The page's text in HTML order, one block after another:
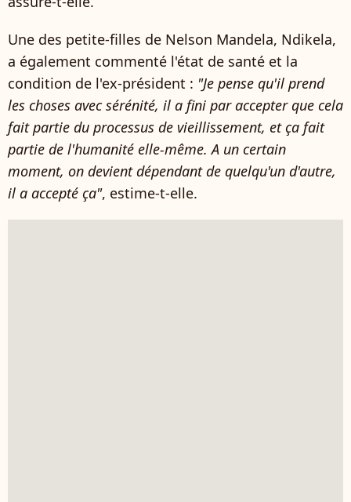
Une des petite-filles de Nelson Mandela, Ndikela,
a également commenté l'état de santé et la
condition de l'ex-président : "Je pense qu'il prend
les choses avec sérénité, il a fini par accepter que cela
fait partie du processus de vieillissement, et ça fait
partie de l'humanité elle-même. A un certain
moment, on devient dépendant de quelqu'un d'autre,
il a accepté ça", estime-t-elle.